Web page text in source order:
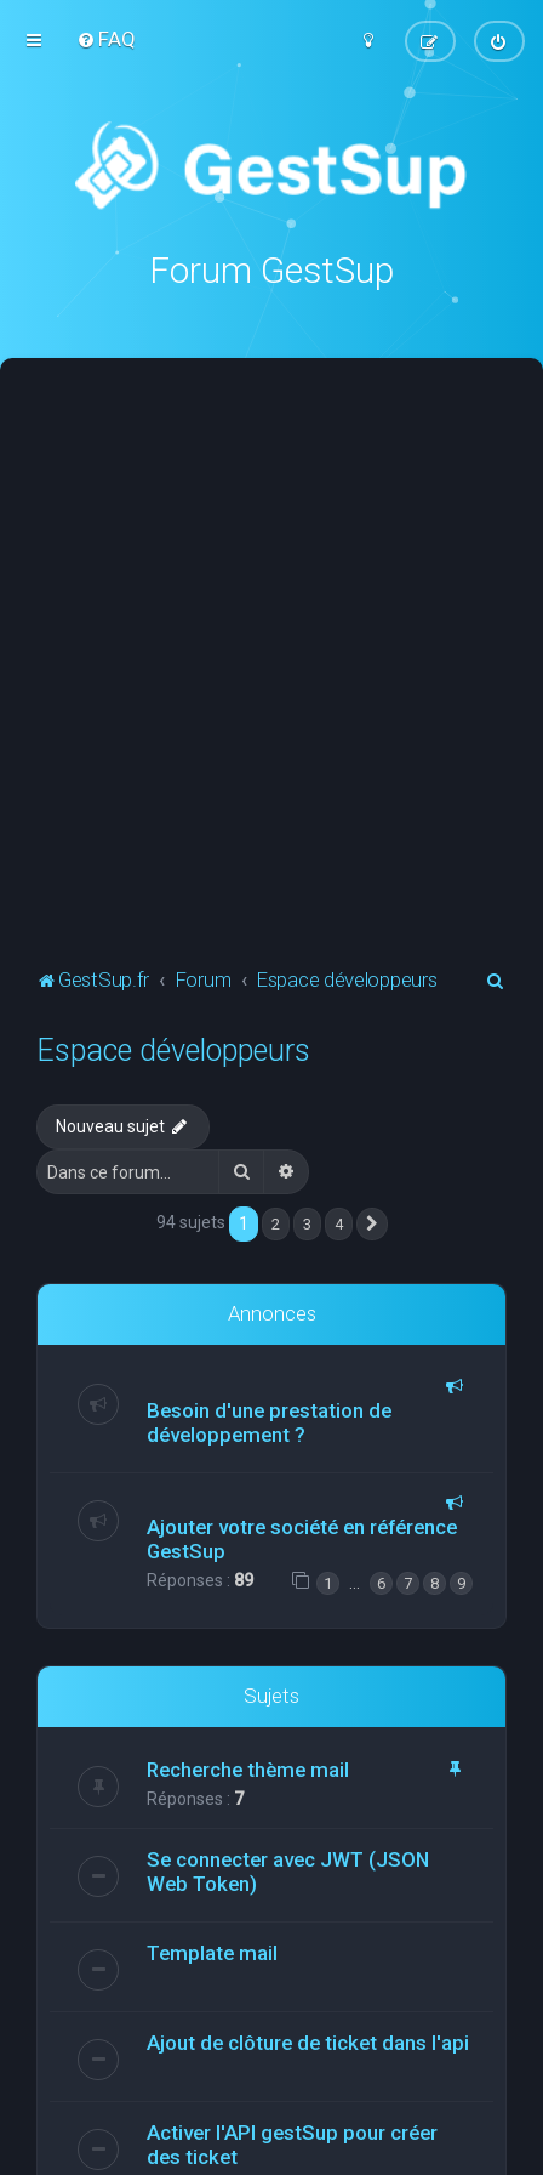
FAQ
Forum GestSup
GestSup.fr Forum Espace développeurs
Espace développeurs
Nouveau sujet
RechercherRecherche avancée
94 sujets 1 2 3 4
Annonces
Besoin d'une prestation de
développement ?
Ajouter votre société en référence
GestSup
Réponses : 89 1 6 7 8 9
Sujets
Recherche thème mail
Réponses : 7
Se connecter avec JWT (JSON
Web Token)
Template mail
Ajout de clôture de ticket dans l'api
Activer l'API gestSup pour créer
des ticket